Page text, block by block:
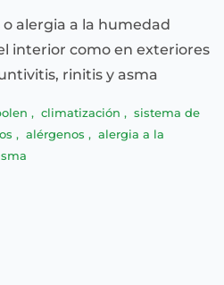
alergia a la humedad
interior como en exteriores
rinitis y asma
, climatización , sistema de
, alérgenos , alergia a la